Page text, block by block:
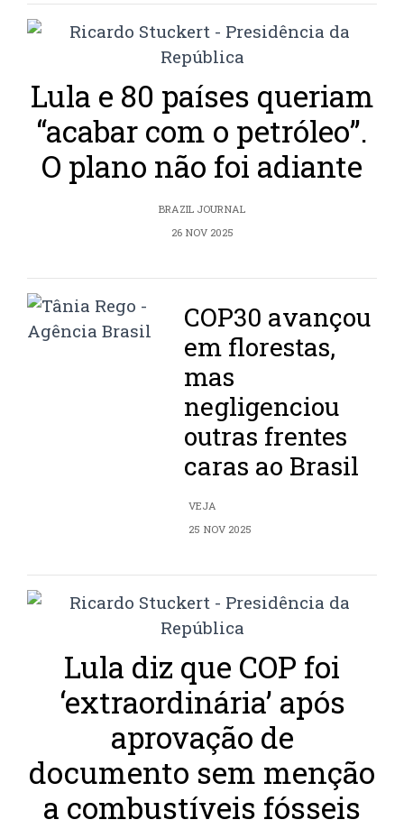
Lula e 80 países queriam
“acabar com o petróleo”.
O plano não foi adiante
BRAZIL JOURNAL
26 NOV 2025
COP30 avançou
em florestas,
mas
negligenciou
outras frentes
caras ao Brasil
VEJA
25 NOV 2025
Lula diz que COP foi
‘extraordinária’ após
aprovação de
documento sem menção
a combustíveis fósseis